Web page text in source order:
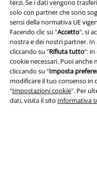
terzi. Se i dati vengono
solo con partner che sono
sensi della normativa UE
Facendo clic su "Accetto", si
nostra e dei nostri partner.
cliccando su "Rifiuta tutto": in
cookie necessari. Puoi
cliccando su "Imposta
modificare il tuo consenso in
"Impostazioni cookie". Per
dati, visita il sito Informativa
Info legali
Termini & Condizioni
Redazione
Legge sulla Privacy